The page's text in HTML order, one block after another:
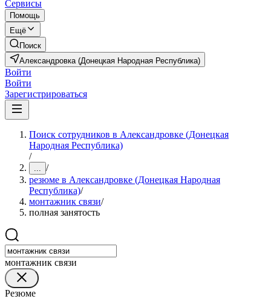
Сервисы
Помощь
Ещё
Поиск
Александровка (Донецкая Народная Республика)
Войти
Войти
Зарегистрироваться
Поиск сотрудников в Александровке (Донецкая
Народная Республика)
/
... /
резюме в Александровке (Донецкая Народная
Республика)/
монтажник связи/
полная занятость
монтажник связи
Резюме